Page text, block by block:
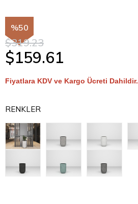
50
$319.23
$159.61
Fiyatlara KDV ve Kargo Ücreti Dahildir.
RENKLER